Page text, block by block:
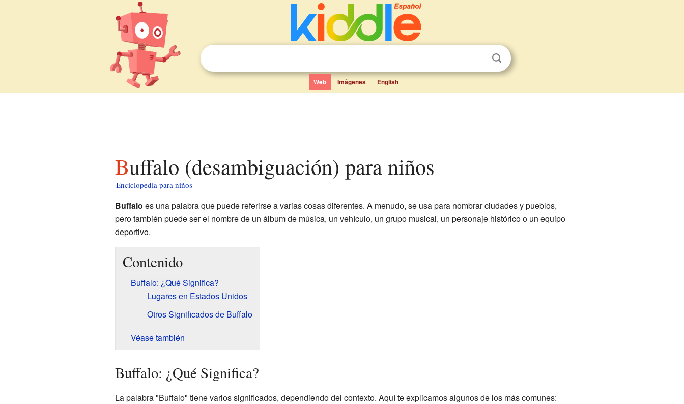
Web Imágenes English
Buffalo (desambiguación) para niños
Enciclopedia para niños
Buffalo es una palabra que puede referirse a varias cosas diferentes. A menudo, se usa para nombrar ciudades y pueblos,
pero también puede ser el nombre de un álbum de música, un vehículo, un grupo musical, un personaje histórico o un equipo
deportivo.
Contenido
Buffalo: ¿Qué Significa?
Lugares en Estados Unidos
Otros Significados de Buffalo
Véase también
Buffalo: ¿Qué Significa?
La palabra "Buffalo" tiene varios significados, dependiendo del contexto. Aquí te explicamos algunos de los más comunes: